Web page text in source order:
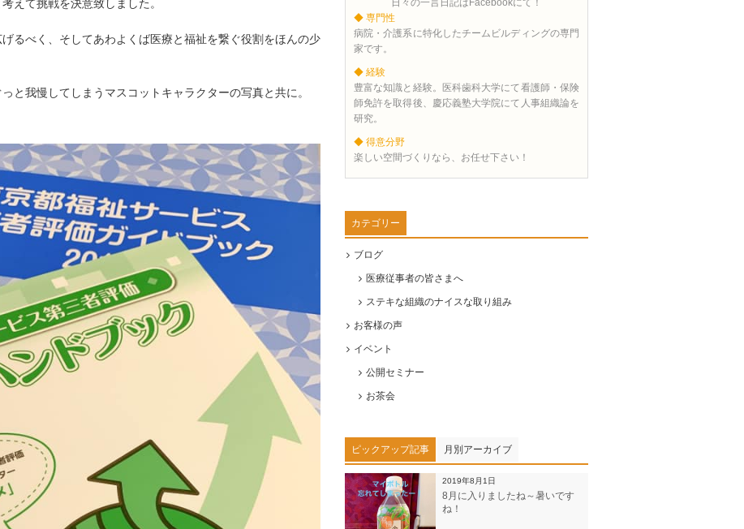
えて挑戦を決意致しました。
るべく、そしてあわよくば医療と福祉を繋ぐ役割をほんの少
と我慢してしまうマスコットキャラクターの写真と共に。
日々の一言日記はFacebookにて！
◆ 専門性
病院・介護系に特化したチームビルディングの専門
家です。
◆ 経験
豊富な知識と経験。医科歯科大学にて看護師・保険
師免許を取得後、慶応義塾大学院にて人事組織論を
研究。
◆ 得意分野
楽しい空間づくりなら、お任せ下さい！
カテゴリー
ブログ
医療従事者の皆さまへ
ステキな組織のナイスな取り組み
お客様の声
イベント
公開セミナー
お茶会
ピックアップ記事 月別アーカイブ
2019年8月1日
8月に入りましたね～暑いです
ね！